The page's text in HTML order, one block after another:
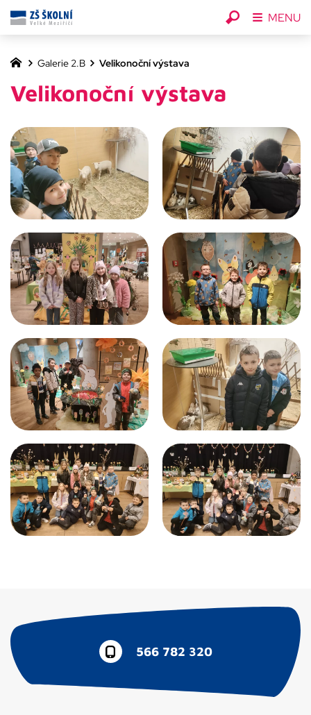
Galerie 2.B Velikonoční výstava
Velikonoční výstava
566 782 320
MENU